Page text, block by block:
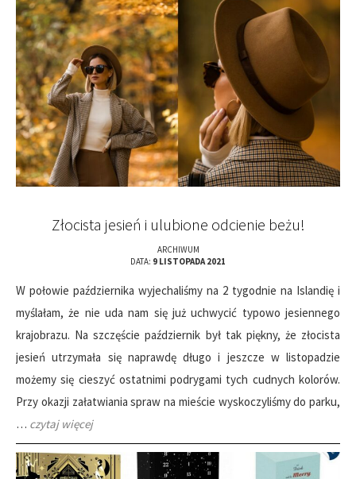
Złocista jesień i ulubione odcienie beżu!
ARCHIWUM
DATA: 9 LISTOPADA 2021
W połowie października wyjechaliśmy na 2 tygodnie na Islandię i
myślałam, że nie uda nam się już uchwycić typowo jesiennego
krajobrazu. Na szczęście październik był tak piękny, że złocista
jesień utrzymała się naprawdę długo i jeszcze w listopadzie
możemy się cieszyć ostatnimi podrygami tych cudnych kolorów.
Przy okazji załatwiania spraw na mieście wyskoczyliśmy do parku,
… czytaj więcej